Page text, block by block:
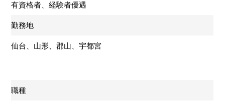
有資格者、経験者優遇
勤務地
仙台、山形、郡山、宇都宮
職種